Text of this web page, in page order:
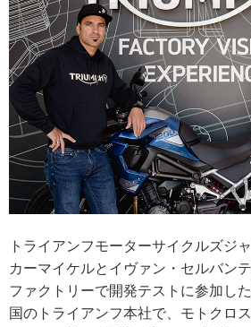
トライアンフモーターサイクルズジ
カーマイケルとイヴァン・セルバン
ファクトリーで開発テストに参加し
国のトライアンフ本社で、モトクロ